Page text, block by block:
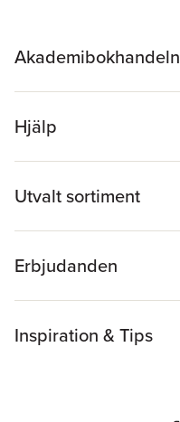
Akademibokhandeln
Hjälp
Utvalt sortiment
Erbjudanden
Inspiration & Tips